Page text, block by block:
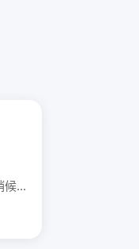
候...